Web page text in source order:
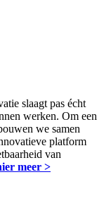
slaagt pas écht
werken. Om een
we samen
platform
van
meer >